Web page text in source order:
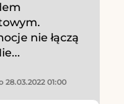
nie łączą
28.03.2022 01:00